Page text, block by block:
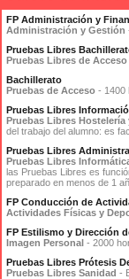
FP Administración y
Administración y Gestión
Pruebas Libres
Pruebas Libres de Acceso
Bachillerato
Pruebas de Acceso - 1400
Pruebas Libres
Pruebas Libres Hostelería
del trabajo del alumno: es
Pruebas Libres
Pruebas Libres
las Pruebas Libres es
preparado en menos de 1
FP Conducción de
Actividades Físicas y
FP Estilismo y Dirección
Imagen Personal - 2000
Pruebas Libres Prótesis
Pruebas Libres Sanidad -